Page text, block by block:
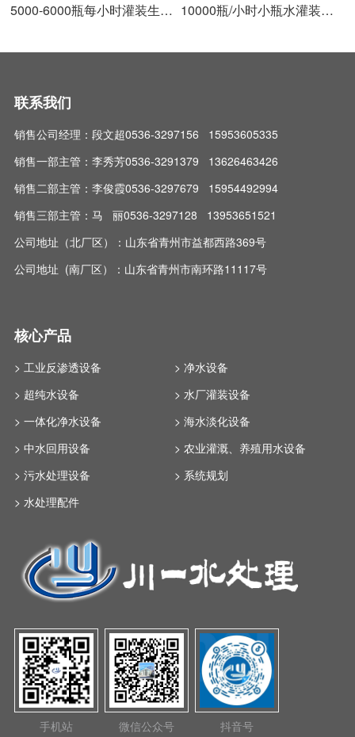
5000-6000瓶每小时灌装生产线 10000瓶/小时小瓶水灌装设备
联系我们
销售公司经理：段文超0536-3297156 15953605335
销售一部主管：李秀芳0536-3291379 13626463426
销售二部主管：李俊霞0536-3297679 15954492994
销售三部主管：马 丽0536-3297128 13953651521
公司地址（北厂区）：山东省青州市益都西路369号
公司地址 (南厂区）：山东省青州市南环路11117号
核心产品
> 工业反渗透设备
> 净水设备
> 超纯水设备
> 水厂灌装设备
> 一体化净水设备
> 海水淡化设备
> 中水回用设备
> 农业灌溉、养殖用水设备
> 污水处理设备
> 系统规划
> 水处理配件
手机站 微信公众号 抖音号